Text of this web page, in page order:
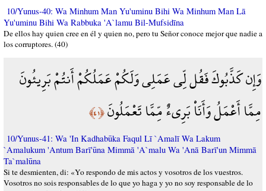
10/Yunus-40: Wa Minhum Man Yu'uminu Bihi Wa Minhum Man Lā
Yu'uminu Bihi Wa Rabbuka 'A`lamu Bil-Mufsidīna
De ellos hay quien cree en él y quien no, pero tu Señor conoce mejor que nadie a
los corruptores. (40)
وَإِن كَذَّبُوكَ فَقُل لِّي عَمَلِي وَلَكُمْ عَمَلُكُمْ أَنتُمْ بَرِيئُونَ
مِمَّا أَعْمَلُ وَأَنَاْ بَرِيءٌ مِّمَّا تَعْمَلُونَ﴿٤١﴾
10/Yunus-41: Wa 'In Kadhabūka Faqul Lī `Amalī Wa Lakum
`Amalukum 'Antum Barī'ūna Mimmā 'A`malu Wa 'Anā Barī'un Mimmā
Ta`malūna
Si te desmienten, di: «Yo respondo de mis actos y vosotros de los vuestros.
Vosotros no sois responsables de lo que yo haga y yo no soy responsable de lo